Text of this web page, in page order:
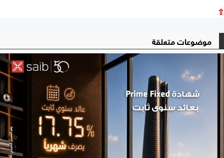
⇧
موضوعات متعلقة